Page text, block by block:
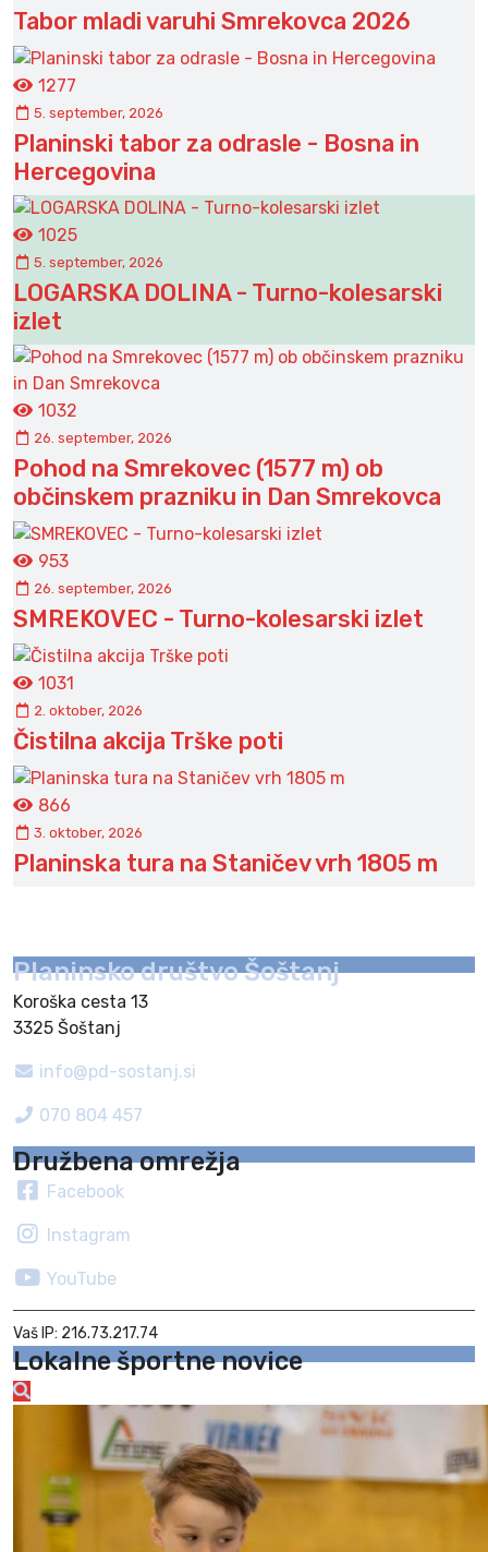
Tabor mladi varuhi Smrekovca 2026
1277
5. september, 2026
Planinski tabor za odrasle - Bosna in
Hercegovina
1025
5. september, 2026
LOGARSKA DOLINA - Turno-kolesarski
izlet
1032
26. september, 2026
Pohod na Smrekovec (1577 m) ob
občinskem prazniku in Dan Smrekovca
953
26. september, 2026
SMREKOVEC - Turno-kolesarski izlet
1031
2. oktober, 2026
Čistilna akcija Trške poti
866
3. oktober, 2026
Planinska tura na Staničev vrh 1805 m
Planinsko društvo Šoštanj
Koroška cesta 13
3325 Šoštanj
info@pd-sostanj.si
070 804 457
Družbena omrežja
Facebook
Instagram
YouTube
Vaš IP: 216.73.217.74
Lokalne športne novice